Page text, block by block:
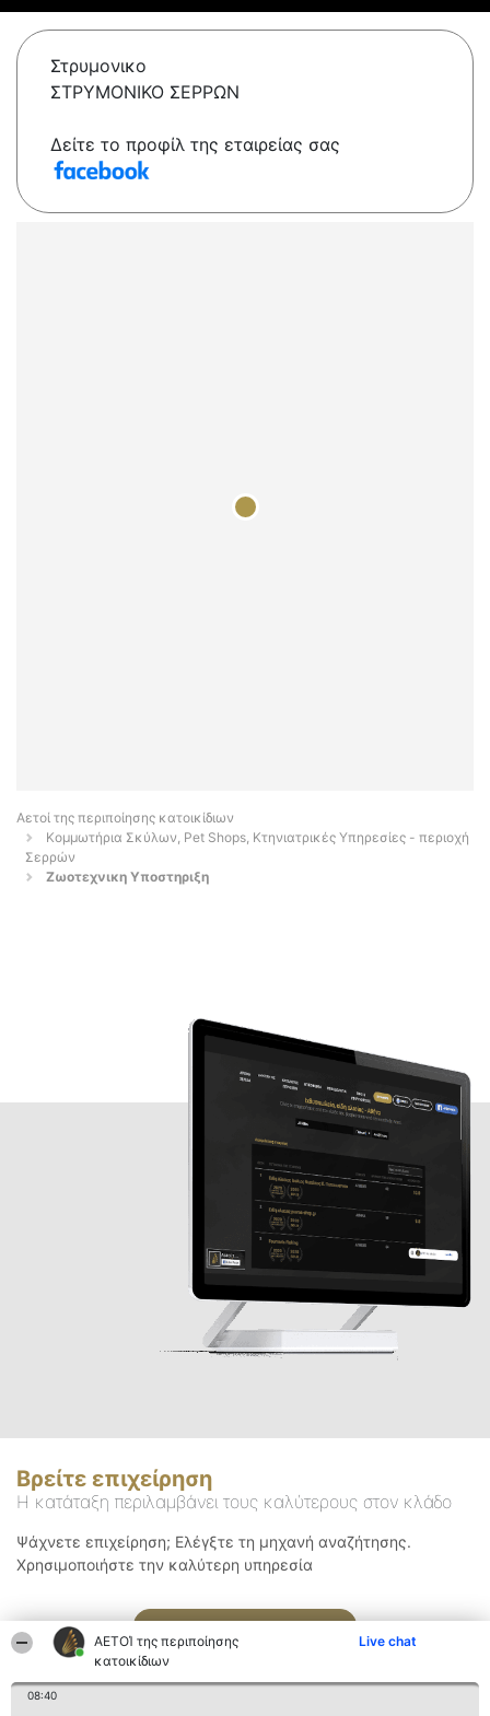
ΑΕΤΟΊ της περιποίησης
κατοικίδιων
Live chat
08:40
Στρυμονικο
ΣΤΡΥΜΟΝΙΚΟ ΣΕΡΡΩΝ
Δείτε το προφίλ της εταιρείας σας
Αετοί της περιποίησης κατοικίδιων
Κομμωτήρια Σκύλων, Pet Shops, Κτηνιατρικές Υπηρεσίες - περιοχή
Σερρών
Ζωοτεχνικη Υποστηριξη
Βρείτε επιχείρηση
Η κατάταξη περιλαμβάνει τους καλύτερους στον κλάδο
Ψάχνετε επιχείρηση; Ελέγξτε τη μηχανή αναζήτησης.
Χρησιμοποιήστε την καλύτερη υπηρεσία
Αναζήτηση